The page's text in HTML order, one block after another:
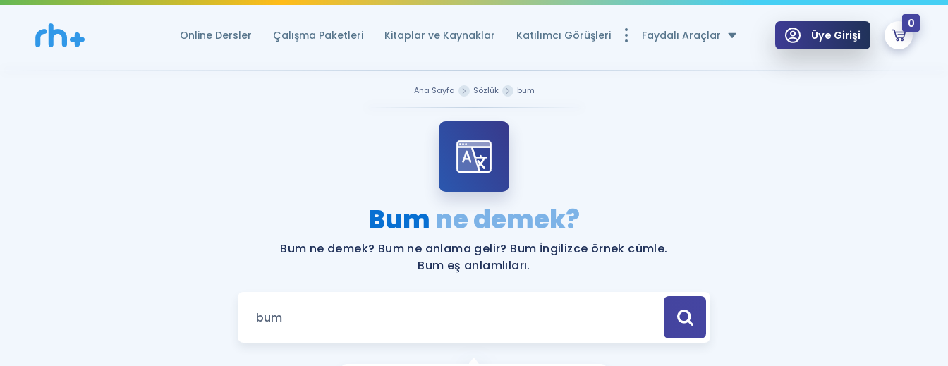
Online Dersler Çalışma Paketleri Kitaplar ve Kaynaklar Katılımcı Görüşleri Faydalı Araçlar
YDS ve YÖKDİL Puan Hesaplama Aracı
YDS ve YÖKDİL'e Hazırlananlar için Öneriler
Tüm ÖSYM Sınavları Tek Takvimde
Üye Girişi
0
Ana Sayfa Sözlük bum
Bum ne demek?
Bum ne demek? Bum ne anlama gelir? Bum İngilizce örnek cümle.
Bum eş anlamlıları.